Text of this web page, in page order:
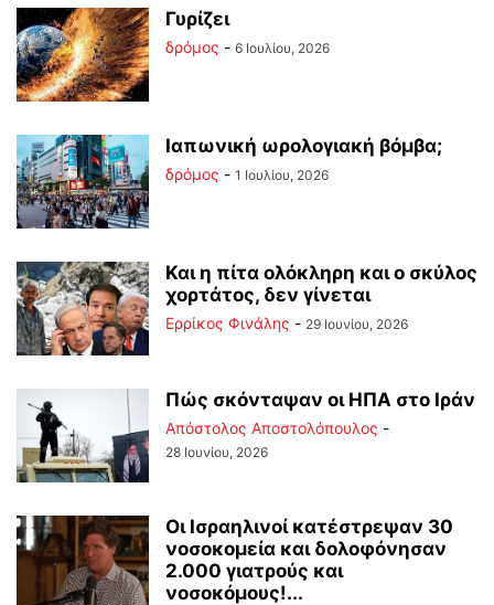
Γυρίζει
δρόμος - 6 Ιουλίου, 2026
Ιαπωνική ωρολογιακή βόμβα;
δρόμος - 1 Ιουλίου, 2026
Και η πίτα ολόκληρη και ο σκύλος
χορτάτος, δεν γίνεται
Ερρίκος Φινάλης - 29 Ιουνίου, 2026
Πώς σκόνταψαν οι ΗΠΑ στο Ιράν
Απόστολος Αποστολόπουλος -
28 Ιουνίου, 2026
Οι Ισραηλινοί κατέστρεψαν 30
νοσοκομεία και δολοφόνησαν
2.000 γιατρούς και
νοσοκόμους!...